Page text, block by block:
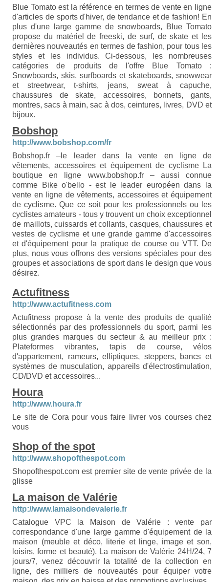
Blue Tomato est la référence en termes de vente en ligne
d'articles de sports d'hiver, de tendance et de fashion! En
plus d'une large gamme de snowboards, Blue Tomato
propose du matériel de freeski, de surf, de skate et les
dernières nouveautés en termes de fashion, pour tous les
styles et les individus. Ci-dessous, les nombreuses
catégories de produits de l'offre Blue Tomato :
Snowboards, skis, surfboards et skateboards, snowwear
et streetwear, t-shirts, jeans, sweat à capuche,
chaussures de skate, accessoires, bonnets, gants,
montres, sacs à main, sac à dos, ceintures, livres, DVD et
bijoux.
Bobshop
http://www.bobshop.com/fr
Bobshop.fr –le leader dans la vente en ligne de
vêtements, accessoires et équipement de cyclisme La
boutique en ligne www.bobshop.fr – aussi connue
comme Bike o'bello - est le leader européen dans la
vente en ligne de vêtements, accessoires et équipement
de cyclisme. Que ce soit pour les professionnels ou les
cyclistes amateurs - tous y trouvent un choix exceptionnel
de maillots, cuissards et collants, casques, chaussures et
vestes de cyclisme et une grande gamme d'accessoires
et d'équipement pour la pratique de course ou VTT. De
plus, nous vous offrons des versions spéciales pour des
groupes et associations de sport dans le design que vous
désirez.
Actufitness
http://www.actufitness.com
Actufitness propose à la vente des produits de qualité
sélectionnés par des professionnels du sport, parmi les
plus grandes marques du secteur & au meilleur prix :
Plateformes vibrantes, tapis de course, vélos
d'appartement, rameurs, elliptiques, steppers, bancs et
systèmes de musculation, appareils d'électrostimulation,
CD/DVD et accessoires...
Houra
http://www.houra.fr
Le site de Cora pour vous faire livrer vos courses chez
vous
Shop of the spot
http://www.shopofthespot.com
Shopofthespot.com est premier site de vente privée de la
glisse
La maison de Valérie
http://www.lamaisondevalerie.fr
Catalogue VPC la Maison de Valérie : vente par
correspondance d'une large gamme d'équipement de la
maison (meuble et déco, literie et linge, image et son,
loisirs, forme et beauté). La maison de Valérie 24H/24, 7
jours/7, venez découvrir la totalité de la collection en
ligne, des milliers de nouveautés pour équiper votre